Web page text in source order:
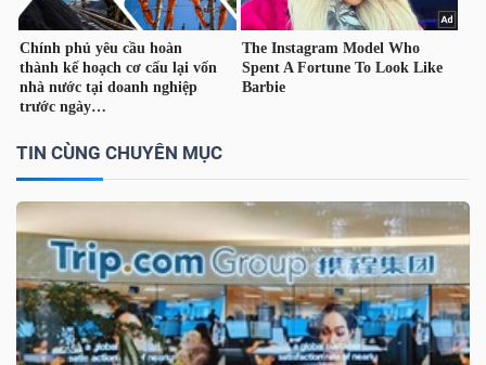
TIN CÙNG CHUYÊN MỤC
Truyền
thông
chính
Dữ
liệu
tài